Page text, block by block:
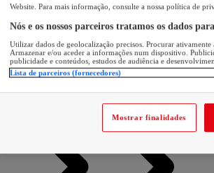
Website. Para mais informação, consulte a nossa política de
Nós e os nossos parceiros tratamos os dados
Utilizar dados de geolocalização precisos. Procurar
Armazenar e/ou aceder a informações num dispositivo.
publicidade e conteúdos, estudos de audiência e
Lista de parceiros (fornecedores)
Mostrar finalidades